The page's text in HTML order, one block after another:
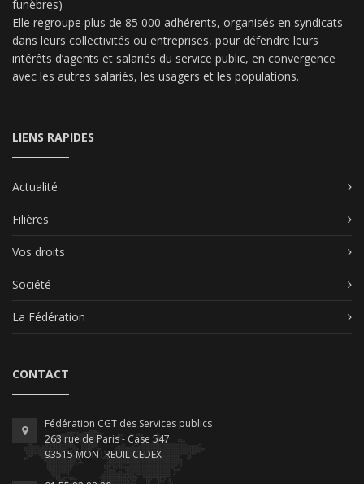
funèbres)
Elle regroupe plus de 85 000 adhérents, organisés en syndicats
dans leurs collectivités ou entreprises, pour défendre leurs
intérêts d’agents et salariés du service public, en convergence
avec les autres salariés, les usagers et les populations.
LIENS RAPIDES
Actualité
Filières
Vos droits
Société
La Fédération
CONTACT
Fédération CGT des Services publics
263 rue de Paris - Case 547
93515 MONTREUIL CEDEX